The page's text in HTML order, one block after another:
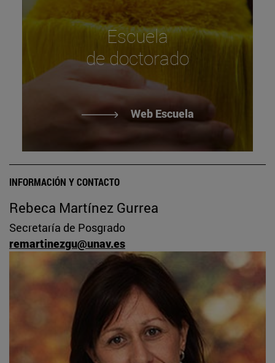
Escuela
de doctorado
Web Escuela
INFORMACIÓN Y CONTACTO
Rebeca Martínez Gurrea
Secretaría de Posgrado
remartinezgu@unav.es